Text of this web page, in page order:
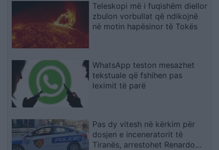
Teleskopi më i fuqishëm diellor
zbulon vorbullat që ndikojnë
në motin hapësinor të Tokës
WhatsApp teston mesazhet
tekstuale që fshihen pas
leximit të parë
Pas dy vitesh në kërkim për
dosjen e inceneratorit të
Tiranës, arrestohet Renardo